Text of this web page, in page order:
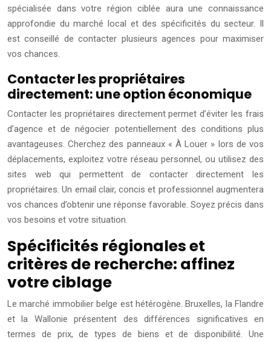
spécialisée dans votre région ciblée aura une connaissance
approfondie du marché local et des spécificités du secteur. Il
est conseillé de contacter plusieurs agences pour maximiser
vos chances.
Contacter les propriétaires
directement: une option économique
Contacter les propriétaires directement permet d’éviter les frais
d’agence et de négocier potentiellement des conditions plus
avantageuses. Cherchez des panneaux « À Louer » lors de vos
déplacements, exploitez votre réseau personnel, ou utilisez des
sites web qui permettent de contacter directement les
propriétaires. Un email clair, concis et professionnel augmentera
vos chances d’obtenir une réponse favorable. Soyez précis dans
vos besoins et votre situation.
Spécificités régionales et
critères de recherche: affinez
votre ciblage
Le marché immobilier belge est hétérogène. Bruxelles, la Flandre
et la Wallonie présentent des différences significatives en
termes de prix, de types de biens et de disponibilité. Une